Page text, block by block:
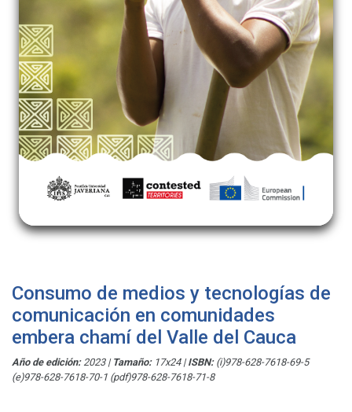
Consumo de medios y tecnologías de
comunicación en comunidades
embera chamí del Valle del Cauca
Año de edición: 2023 | Tamaño: 17x24 |ISBN: (i)978-628-7618-69-5
(e)978-628-7618-70-1 (pdf)978-628-7618-71-8